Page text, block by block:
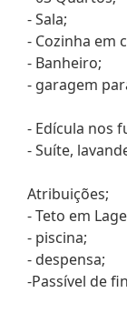
- Sala;
- Cozinha em
- Banheiro;
- garagem
- Edícula nos
- Suíte,
Atribuições;
- Teto em
- piscina;
- despensa;
-Passível de